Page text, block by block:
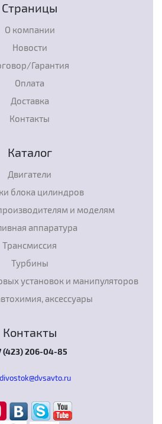
Страницы
О компании
Новости
Гарантия
Оплата
Доставка
Контакты
Каталог
Двигатели
блока цилиндров
и моделям
аппаратура
Трансмиссия
Турбины
установок и манипуляторов
аксессуары
Контакты
(423) 206-04-85